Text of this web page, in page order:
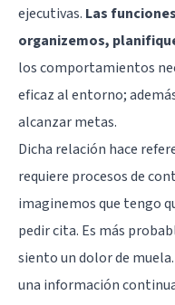
ejecutivas. Las
organizemos,
los comportamientos
eficaz al entorno;
alcanzar metas.
Dicha relación hace
requiere procesos de
imaginemos que tengo
pedir cita. Es más
siento un dolor de
una información